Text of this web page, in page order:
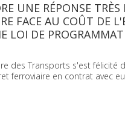
UNE RÉPONSE
FACE AU COÛT DE
LOI DE
des Transports s'est félicité
ferroviaire en contrat avec